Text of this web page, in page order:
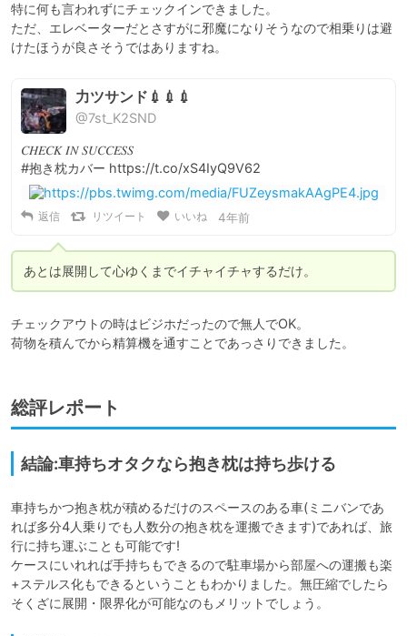
特に何も言われずにチェックインできました。
ただ、エレベーターだとさすがに邪魔になりそうなので相乗りは避
けたほうが良さそうではありますね。
力ツサンド💉💉💉
@7st_K2SND
𝐶𝐻𝐸𝐶𝐾 𝐼𝑁 𝑆𝑈𝐶𝐶𝐸𝑆𝑆
#抱き枕カバー https://t.co/xS4IyQ9V62
返信 リツイート いいね 4年前
あとは展開して心ゆくまでイチャイチャするだけ。
チェックアウトの時はビジホだったので無人でOK。
荷物を積んでから精算機を通すことであっさりできました。
総評レポート
結論:車持ちオタクなら抱き枕は持ち歩ける
車持ちかつ抱き枕が積めるだけのスペースのある車(ミニバンであ
れば多分4人乗りでも人数分の抱き枕を運搬できます)であれば、旅
行に持ち運ぶことも可能です!
ケースにいれれば手持ちもできるので駐車場から部屋への運搬も楽
+ステルス化もできるということもわかりました。無圧縮でしたら
そくざに展開・限界化が可能なのもメリットでしょう。